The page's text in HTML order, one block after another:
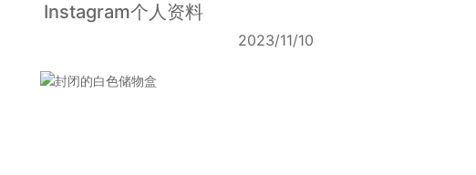
Instagram个人资料
2023/11/10